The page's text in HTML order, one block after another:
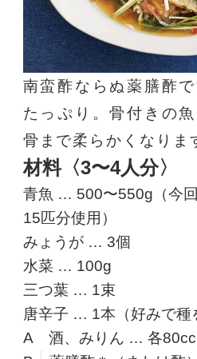
南蛮酢ならぬ薬膳酢
たっぷり。骨付きの
骨まで柔らかくなりま
材料〈3〜4人分〉
青魚 … 500〜550g（今
15匹分使用）
みょうが … 3個
水菜 … 100g
三つ葉 … 1束
唐辛子 … 1本（好みで種
A
酒、みりん … 各80cc